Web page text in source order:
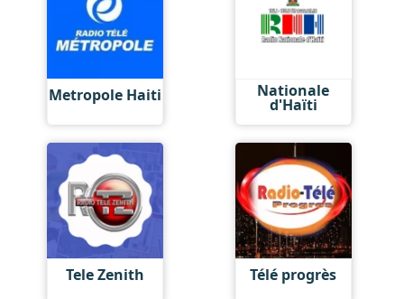
Metropole Haiti Nationale
d'Haïti
Tele Zenith Télé progrès